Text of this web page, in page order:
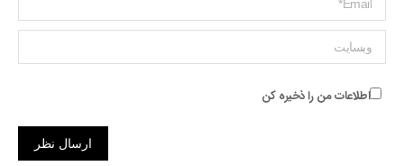
وبسایت
اطلاعات من را ذخیره کن
ارسال نظر